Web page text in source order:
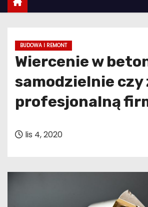
BUDOWA I REMONT
Wiercenie w
samodzielnie czy
profesjonalną
lis 4, 2020